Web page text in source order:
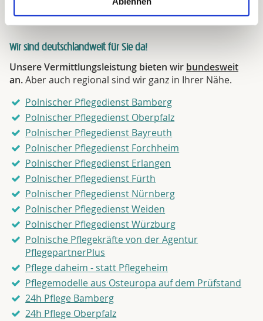
Wir sind deutschlandweit für Sie da!
Unsere Vermittlungsleistung bieten wir bundesweit
an.Aber auch regional sind wir ganz in Ihrer Nähe.
Polnischer Pflegedienst Bamberg
Polnischer Pflegedienst Oberpfalz
Polnischer Pflegedienst Bayreuth
Polnischer Pflegedienst Forchheim
Polnischer Pflegedienst Erlangen
Polnischer Pflegedienst Fürth
Polnischer Pflegedienst Nürnberg
Polnischer Pflegedienst Weiden
Polnischer Pflegedienst Würzburg
Polnische Pflegekräfte von der Agentur
PflegepartnerPlus
Pflege daheim - statt Pflegeheim
Pflegemodelle aus Osteuropa auf dem Prüfstand
24h Pflege Bamberg
24h Pflege Oberpfalz